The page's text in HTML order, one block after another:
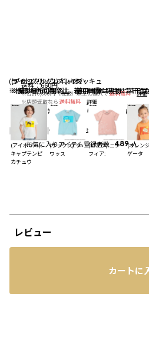
(ライトグリーン):ニャオハ
※撮影場所の関係上、着用画像は実物と若干異
(チャコールグレイ):ミミッキュ
※撮影場所の関係上、着用画像は実物と若干異
(ブラック):ソウブレイズ
※撮影場所の関係上、着用画像は実物と若干異
(アイボリー):
キャプテンピ
カチュウ
(サックス):ク
ワッス
(ピンク):ニン
フィア:
(オレン
ゲータ
レビュー
送料：660円
※合計6,600円（税込）以上の購入で送料無料
詳細
※店頭受取なら 送料無料 詳細
配送： 通常、ご注文より1～5営業日にて出荷
4.7 レビューを見る
お気に入りアイテム登録者数 489 人
カートに